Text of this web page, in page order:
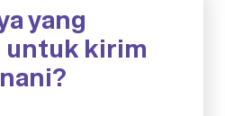
yang
untuk kirim